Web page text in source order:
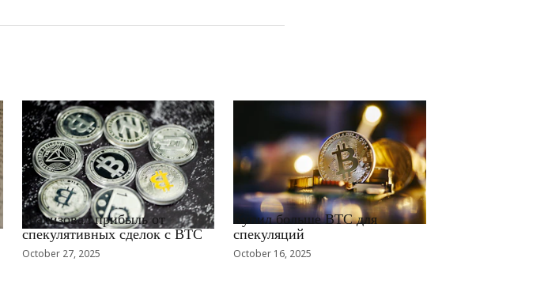
RRCNEWS_RU
Реализовал прибыль от
спекулятивных сделок с BTC
October 27, 2025
RRCNEWS_RU
Купил больше BTC для
спекуляций
October 16, 2025